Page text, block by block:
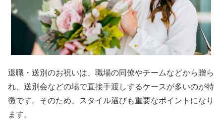
退職・送別のお祝いは、職場の同僚やチームなどから贈ら
れ、送別会などの場で直接手渡しするケースが多いのが特
徴です。そのため、スタイル選びも重要なポイントになり
ます。